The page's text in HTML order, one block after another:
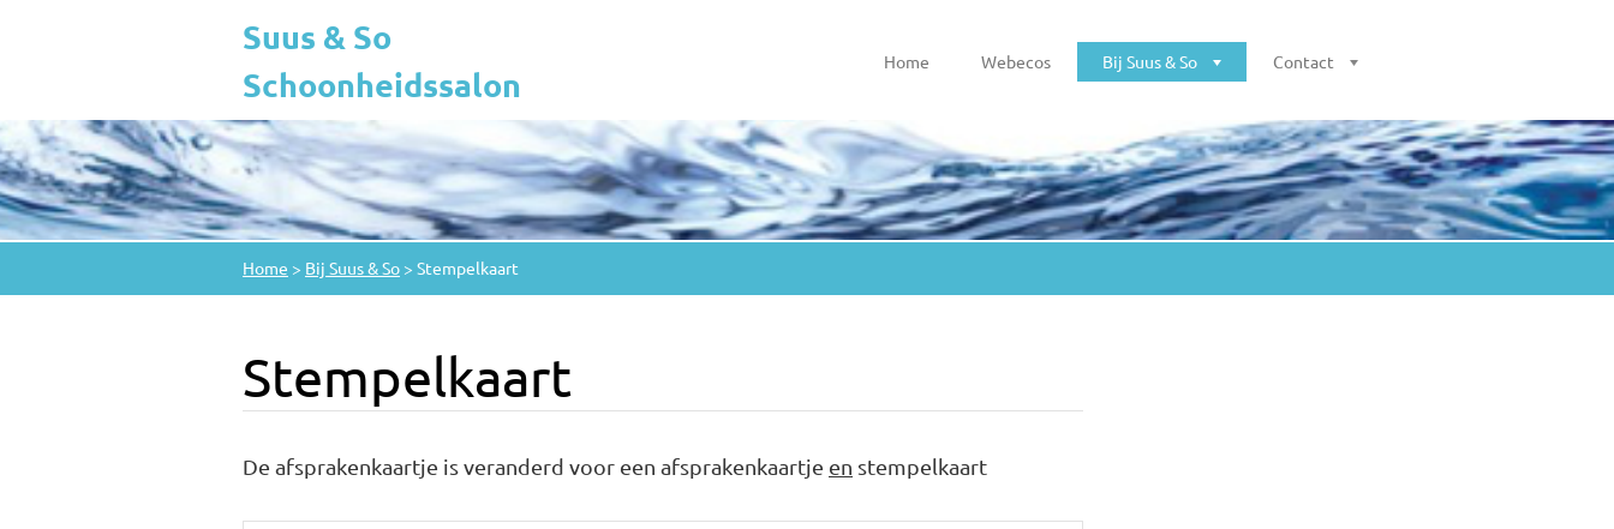
Suus & So
Schoonheidssalon
Home Webecos Bij Suus & So Contact
Home > Bij Suus & So > Stempelkaart
Stempelkaart
De afsprakenkaartje is veranderd voor een afsprakenkaartje en stempelkaart